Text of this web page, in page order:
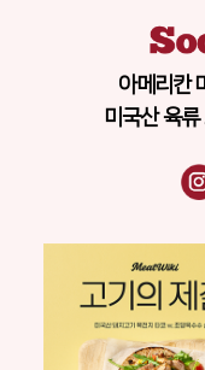
아메리칸
미국산 육류